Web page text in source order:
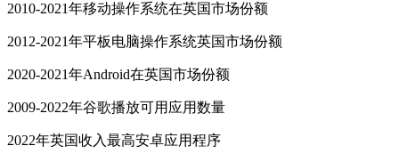
2010-2021年移动操作系统在英国市场份额
2012-2021年平板电脑操作系统英国市场份额
2020-2021年Android在英国市场份额
2009-2022年谷歌播放可用应用数量
2022年英国收入最高安卓应用程序